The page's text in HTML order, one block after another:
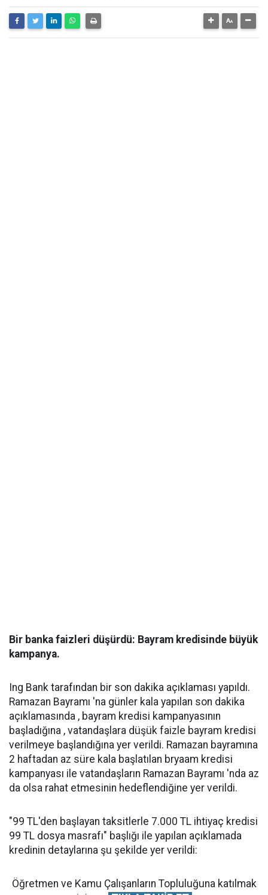
Bir banka faizleri düşürdü: Bayram kredisinde büyük
kampanya.
Ing Bank tarafından bir son dakika açıklaması yapıldı.
Ramazan Bayramı 'na günler kala yapılan son dakika
açıklamasında , bayram kredisi kampanyasının
başladığına , vatandaşlara düşük faizle bayram kredisi
verilmeye başlandığına yer verildi. Ramazan bayramına
2 haftadan az süre kala başlatılan bryaam kredisi
kampanyası ile vatandaşların Ramazan Bayramı 'nda az
da olsa rahat etmesinin hedeflendiğine yer verildi.
"99 TL'den başlayan taksitlerle 7.000 TL ihtiyaç kredisi
99 TL dosya masrafı" başlığı ile yapılan açıklamada
kredinin detaylarına şu şekilde yer verildi:
Öğretmen ve Kamu Çalışanların Topluluğuna katılmak